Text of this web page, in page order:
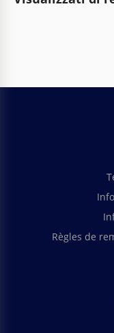
Règles de